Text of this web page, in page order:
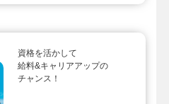
資格を活かして
給料&キャリアアップの
チャンス！